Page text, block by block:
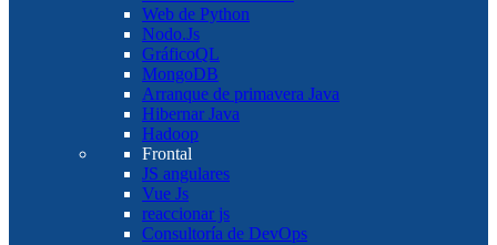
Web de Python
Nodo.Js
GráficoQL
MongoDB
Arranque de primavera Java
Hibernar Java
Hadoop
Frontal
JS angulares
Vue Js
reaccionar js
Consultoría de DevOps